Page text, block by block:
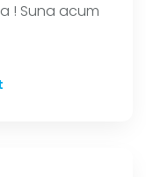
! Suna acum